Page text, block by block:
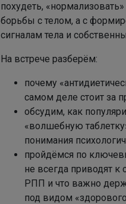
похудеть,
борьбы с телом, а с
сигналам тела и
На встрече разберём:
почему
самом деле стоит за
обсудим, как
«волшебную
понимания
пройдёмся по
не всегда приводят
РПП и что важно
под видом